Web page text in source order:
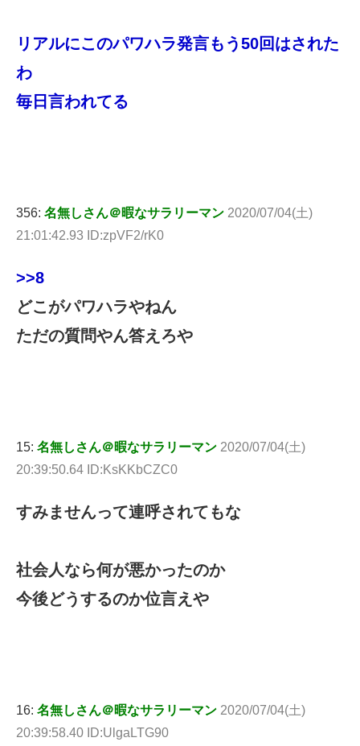
リアルにこのパワハラ発言もう50回はされた
わ
毎日言われてる
356: 名無しさん＠暇なサラリーマン 2020/07/04(土)
21:01:42.93 ID:zpVF2/rK0
>>8
どこがパワハラやねん
ただの質問やん答えろや
15: 名無しさん＠暇なサラリーマン 2020/07/04(土)
20:39:50.64 ID:KsKKbCZC0
すみませんって連呼されてもな
社会人なら何が悪かったのか
今後どうするのか位言えや
16: 名無しさん＠暇なサラリーマン 2020/07/04(土)
20:39:58.40 ID:UlgaLTG90